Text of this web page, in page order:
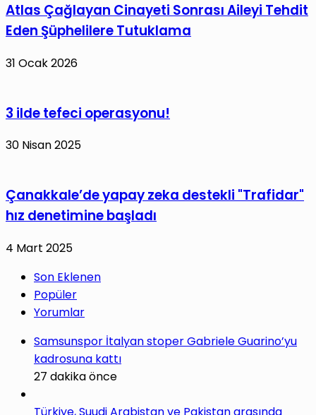
Atlas Çağlayan Cinayeti Sonrası Aileyi Tehdit
Eden Şüphelilere Tutuklama
31 Ocak 2026
3 ilde tefeci operasyonu!
30 Nisan 2025
Çanakkale’de yapay zeka destekli "Trafidar"
hız denetimine başladı
4 Mart 2025
Son Eklenen
Popüler
Yorumlar
Samsunspor İtalyan stoper Gabriele Guarino’yu
kadrosuna kattı
27 dakika önce
Türkiye, Suudi Arabistan ve Pakistan arasında